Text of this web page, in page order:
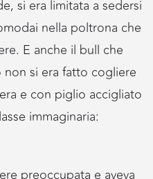
si era limitata a sedersi
nella poltrona che
E anche il bull che
si era fatto cogliere
e con piglio accigliato
immaginaria:
preoccupata e aveva